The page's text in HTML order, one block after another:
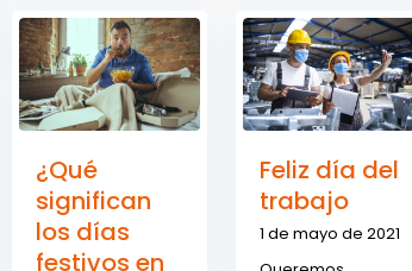
¿Qué
significan
los días
festivos en
Feliz día del
trabajo
1 de mayo de 2021